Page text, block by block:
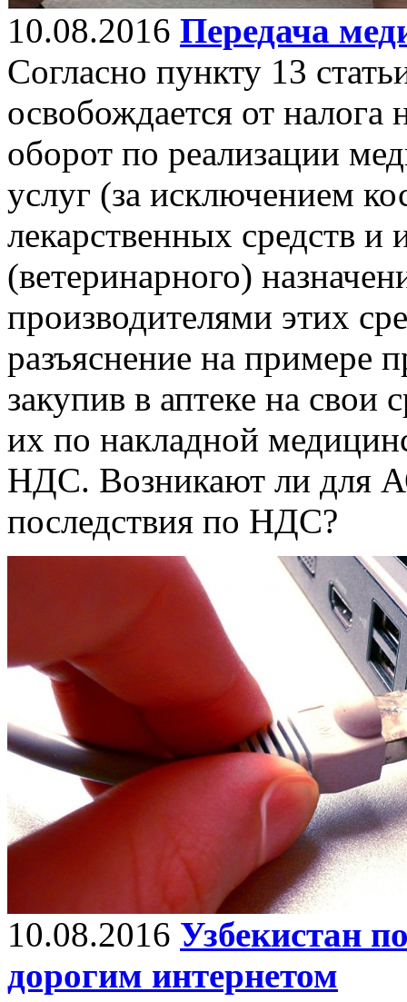
10.08.2016 Передача
Согласно пункту 13
освобождается от
оборот по реализации
услуг (за исключением
лекарственных средств и
(ветеринарного)
производителями этих
разъяснение на примере
закупив в аптеке на свои
их по накладной
НДС. Возникают ли для
последствия по НДС?
10.08.2016 Узбекистан
дорогим интернетом